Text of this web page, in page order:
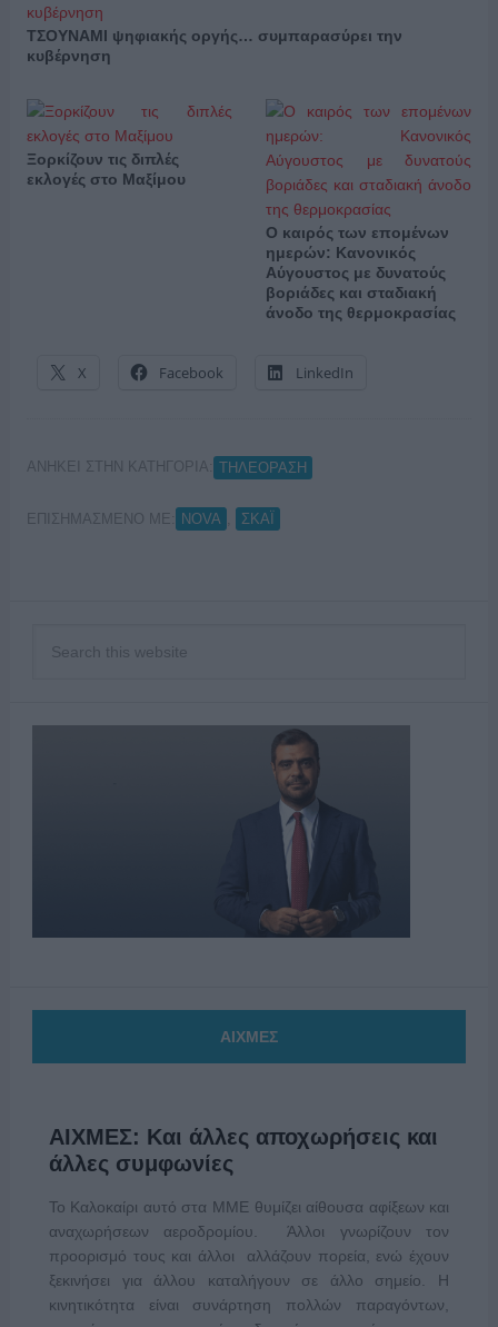
ΤΣΟΥΝΑΜΙ ψηφιακής οργής… συμπαρασύρει την
κυβέρνηση
Ξορκίζουν τις διπλές
εκλογές στο Μαξίμου
Ο καιρός των επομένων
ημερών: Κανονικός
Αύγουστος με δυνατούς
βοριάδες και σταδιακή
άνοδο της θερμοκρασίας
X Facebook LinkedIn
ΑΝΗΚΕΙ ΣΤΗΝ ΚΑΤΗΓΟΡΙΑ: ΤΗΛΕΟΡΑΣΗ
ΕΠΙΣΗΜΑΣΜΕΝΟ ΜΕ: NOVA ΣΚΑΪ
ΑΙΧΜΕΣ
ΑΙΧΜΕΣ: Και άλλες αποχωρήσεις και
άλλες συμφωνίες
Το Καλοκαίρι αυτό στα ΜΜΕ θυμίζει αίθουσα αφίξεων και
αναχωρήσεων αεροδρομίου. Άλλοι γνωρίζουν τον
προορισμό τους και άλλοι αλλάζουν πορεία, ενώ έχουν
ξεκινήσει για άλλου καταλήγουν σε άλλο σημείο. Η
κινητικότητα είναι συνάρτηση πολλών παραγόντων,